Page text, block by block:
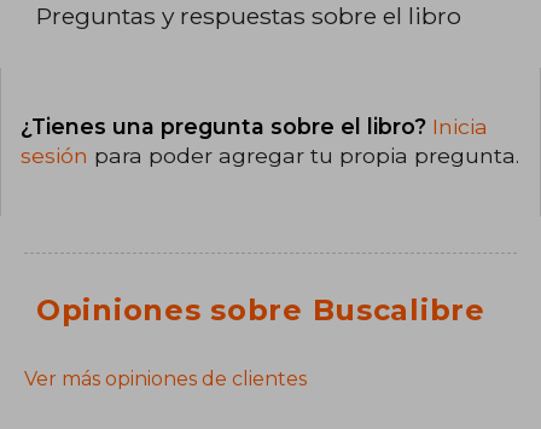
Preguntas y respuestas sobre el libro
¿Tienes una pregunta sobre el libro? Inicia
sesión para poder agregar tu propia pregunta.
Opiniones sobre Buscalibre
Ver más opiniones de clientes